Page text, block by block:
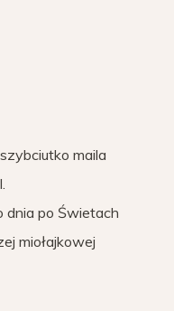
maila
dnia po Świetach
miołajkowej